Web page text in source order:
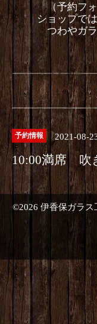
（予約フ
ショップで
つわやガ
予約情報 2021-08-
10:00満席 吹
©2026 伊香保ガラ